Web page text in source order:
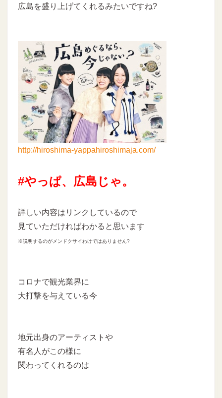
広島を盛り上げてくれるみたいですね?
http://hiroshima-yappahiroshimaja.com/
#やっぱ、 広島じゃ。
詳しい内容はリンクしているので
見ていただければわかると思います
※説明するのがメンドクサイわけではありません?
コロナで観光業界に
大打撃を与えている今
地元出身のアーティストや
有名人がこの様に
関わってくれるのは